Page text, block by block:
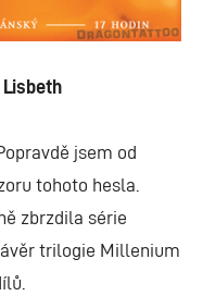
jsem od
tohoto hesla.
zbrzdila série
trilogie Millenium